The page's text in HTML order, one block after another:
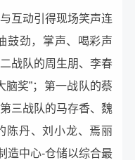
互动引得现场笑声连
鼓劲，掌声、喝彩声
战队的周生朋、李春
脑奖”；第一战队的蔡
三战队的马存香、魏
陈丹、刘小龙、焉丽
造中心-仓储以综合最